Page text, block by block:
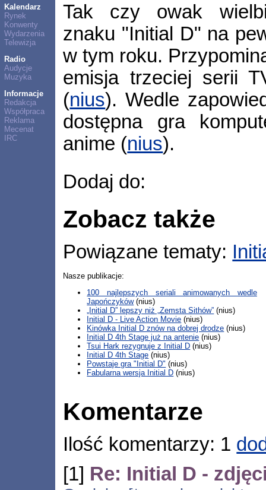
Kalendarz
Rynek
Konwenty
Wydarzenia
Telewizja
Radio
Audycje
Muzyka
Informacje
Redakcja
Współpraca
Reklama
Mecenat
IRC
Tak czy owak
znaku "Initial D" na
w tym roku.
emisja trzeciej serii
(nius). Wedle
dostępna gra
anime (nius).
Dodaj do:
Zobacz także
Powiązane tematy:
Nasze publikacje:
100 najlepszych seriali animowanych wedle
Japończyków(nius)
„Initial D” lepszy niż „Zemsta Sithów” (nius)
Initial D - Live Action Movie (nius)
Kinówka Initial D znów na dobrej drodze (nius)
Initial D 4th Stage już na antenie (nius)
Tsui Hark rezygnuje z Initial D (nius)
Initial D 4th Stage (nius)
Powstaje gra "Initial D" (nius)
Fabularna wersja Initial D (nius)
Komentarze
Ilość komentarzy: 1
[1] Re: Initial D -